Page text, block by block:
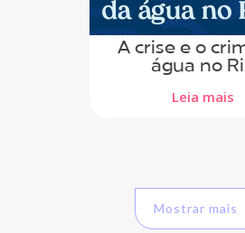
A crise e o
água no
Leia mais
Mostrar mais